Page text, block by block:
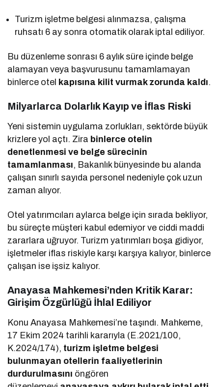
Turizm işletme belgesi alınmazsa, çalışma
ruhsatı 6 ay sonra otomatik olarak iptal ediliyor.
Bu düzenleme sonrası 6 aylık süre içinde belge
alamayan veya başvurusunu tamamlamayan
binlerce otel kapısına kilit vurmak zorunda kaldı.
Milyarlarca Dolarlık Kayıp ve İflas Riski
Yeni sistemin uygulama zorlukları, sektörde büyük
krizlere yol açtı. Zira binlerce otelin
denetlenmesi ve belge sürecinin
tamamlanması, Bakanlık bünyesinde bu alanda
çalışan sınırlı sayıda personel nedeniyle çok uzun
zaman alıyor.
Otel yatırımcıları aylarca belge için sırada bekliyor,
bu süreçte müşteri kabul edemiyor ve ciddi maddi
zararlara uğruyor. Turizm yatırımları boşa gidiyor,
işletmeler iflas riskiyle karşı karşıya kalıyor, binlerce
çalışan ise işsiz kalıyor.
Anayasa Mahkemesi’nden Kritik Karar:
Girişim Özgürlüğü İhlal Ediliyor
Konu Anayasa Mahkemesi’ne taşındı. Mahkeme,
17 Ekim 2024 tarihli kararıyla (E.2021/100,
K.2024/174), turizm işletme belgesi
bulunmayan otellerin faaliyetlerinin
durdurulmasını öngören